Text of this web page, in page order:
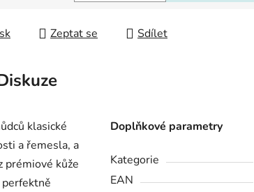
Zeptat se Sdílet
klasické
a řemesla, a
prémiové kůže
perfektně
Doplňkové parametry
Kategorie
EAN